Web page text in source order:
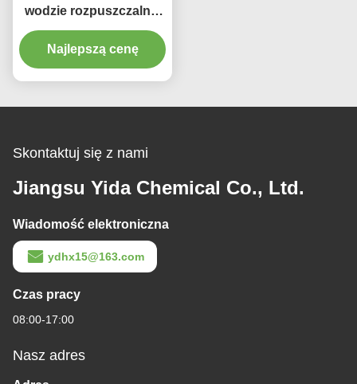
wodzie rozpuszczalnik
ekologiczny N-
propylowy eter glikolu
propylenowego
Najlepszą cenę
Skontaktuj się z nami
Jiangsu Yida Chemical Co., Ltd.
Wiadomość elektroniczna
ydhx15@163.com
Czas pracy
08:00-17:00
Nasz adres